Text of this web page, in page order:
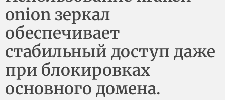
onion зеркал
обеспечивает
стабильный доступ даже
при блокировках
основного домена.